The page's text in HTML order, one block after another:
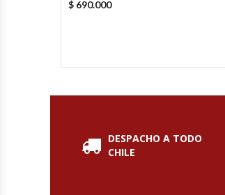
Hervidores / Percoladores
Hornos Cocción Acelerada
$ 690.000
DESPACHO A TODO
CHILE